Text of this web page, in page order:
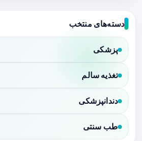
دسته‌های منتخب
پزشکی
تغذیه سالم
دندانپزشکی
طب سنتی